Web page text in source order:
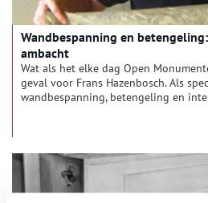
Wandbespanning en
ambacht
Wat als het elke dag Open
geval voor Frans Hazenbosch. Als
wandbespanning, betengeling en
wandbekleding voorzien. Oneindig
hem over zijn beroep én nieuwste
eeuws woonhuis aan de Zaanse Schans.